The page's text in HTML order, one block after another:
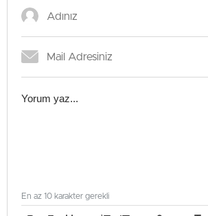
En az 10 karakter gerekli